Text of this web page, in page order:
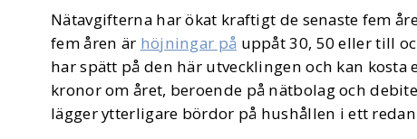
Nätavgifterna har ökat kraftigt de senaste fem
fem åren är höjningar på uppåt 30, 50 eller till
har spätt på den här utvecklingen och kan
kronor om året, beroende på nätbolag och
lägger ytterligare bördor på hushållen i ett